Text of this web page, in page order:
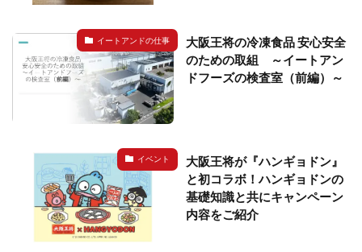
イートアンドの仕事
大阪王将の冷凍食品 安心安全
のための取組 ～イートアン
ドフーズの検査室（前編）～
イベント
大阪王将が『ハンギョドン』
と初コラボ！ハンギョドンの
基礎知識と共にキャンペーン
内容をご紹介